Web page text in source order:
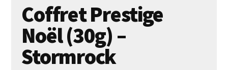
Coffret Prestige
Noël (30g) –
Stormrock